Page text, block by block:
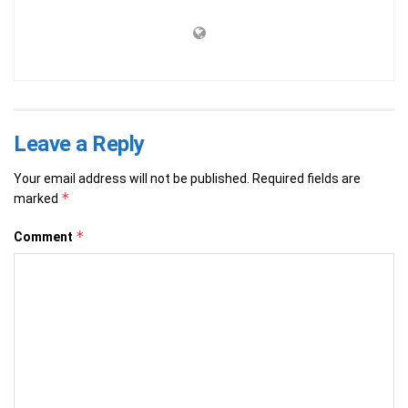
Leave a Reply
Your email address will not be published.
Required fields are
marked *
Comment *